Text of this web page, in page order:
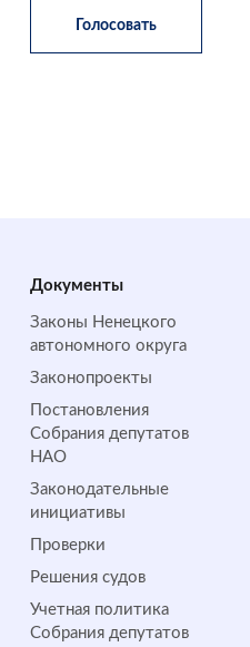
Документы
Законы Ненецкого
автономного округа
Законопроекты
Постановления
Собрания депутатов
НАО
Законодательные
инициативы
Проверки
Решения судов
Учетная политика
Собрания депутатов